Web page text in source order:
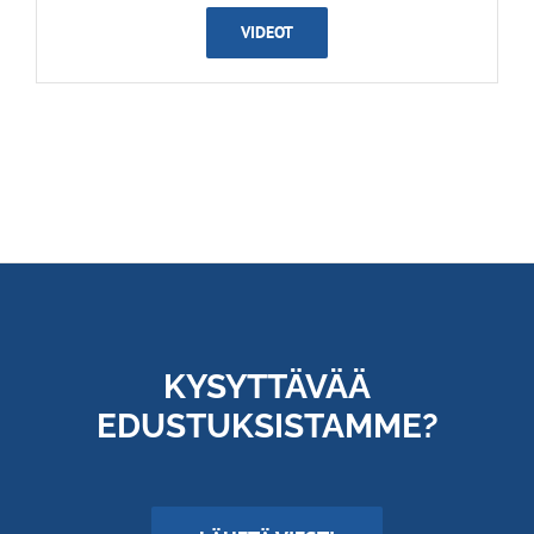
VIDEOT
KYSYTTÄVÄÄ
EDUSTUKSISTAMME?